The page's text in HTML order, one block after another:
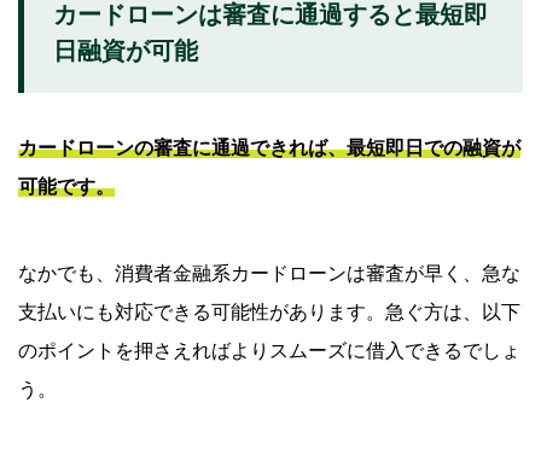
カードローンは審査に通過すると最短即
日融資が可能
カードローンの審査に通過できれば、最短即日での融資が
可能です。
なかでも、消費者金融系カードローンは審査が早く、急な
支払いにも対応できる可能性があります。急ぐ方は、以下
のポイントを押さえればよりスムーズに借入できるでしょ
う。